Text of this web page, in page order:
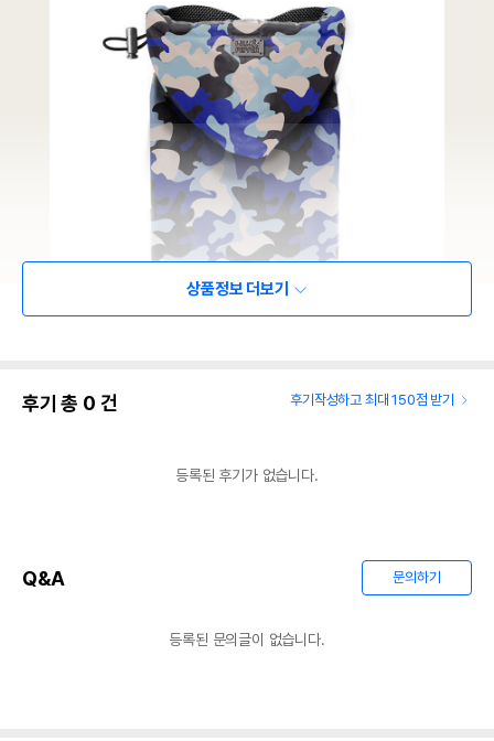
상품정보 더보기
후기 총 0 건 후기작성하고 최대 150점 받기
등록된 후기가 없습니다.
Q&A 문의하기
등록된 문의글이 없습니다.